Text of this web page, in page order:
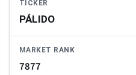
TICKER
PÁLIDO
MARKET RANK
7877